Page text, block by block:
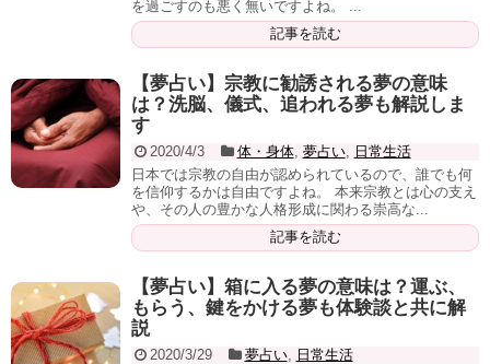
を過ごすのも悪く無いですよね。 ...
記事を読む
【夢占い】宗教に勧誘される夢の意味
は？洗脳、儀式、追われる夢も解説しま
す
2020/4/3 体・身体, 夢占い,
日常生活
日本では宗教の自由が認められているので、誰でも何
を信仰するかは自由ですよね。 本来宗教とは心の支え
や、その人の豊かな人格形成に関わる崇高な...
記事を読む
【夢占い】箱に入る夢の意味は？運ぶ、
もらう、鍵をかける夢も体験談と共に解
説
2020/3/29 夢占い,
日常生活